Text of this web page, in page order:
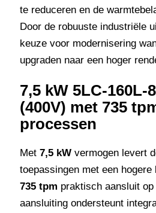
te reduceren en de
Door de robuuste industriële
keuze voor modernisering
upgraden naar een hoger
7,5 kW 5LC-
(400V) met 735
processen
Met 7,5 kW vermogen levert
toepassingen met een
735 tpm praktisch aansluit
aansluiting ondersteunt